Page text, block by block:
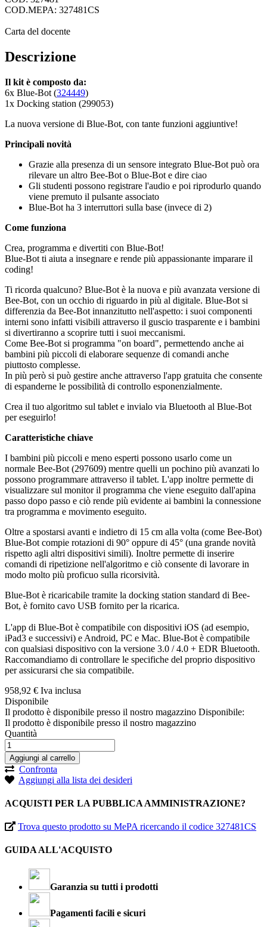
COD.MEPA: 327481CS
Carta del docente
Descrizione
Il kit è composto da:
6x Blue-Bot (324449)
1x Docking station (299053)
La nuova versione di Blue-Bot, con tante funzioni aggiuntive!
Principali novità
Grazie alla presenza di un sensore integrato Blue-Bot può ora
rilevare un altro Bee-Bot o Blue-Bot e dire ciao
Gli studenti possono registrare l'audio e poi riprodurlo quando
viene premuto il pulsante associato
Blue-Bot ha 3 interruttori sulla base (invece di 2)
Come funziona
Crea, programma e divertiti con Blue-Bot!
Blue-Bot ti aiuta a insegnare e rende più appassionante imparare il
coding!
Ti ricorda qualcuno? Blue-Bot è la nuova e più avanzata versione di
Bee-Bot, con un occhio di riguardo in più al digitale. Blue-Bot si
differenzia da Bee-Bot innanzitutto nell'aspetto: i suoi componenti
interni sono infatti visibili attraverso il guscio trasparente e i bambini
si divertiranno a scoprire tutti i suoi meccanismi.
Come Bee-Bot si programma "on board", permettendo anche ai
bambini più piccoli di elaborare sequenze di comandi anche
piuttosto complesse.
In più però si può gestire anche attraverso l'app gratuita che consente
di espanderne le possibilità di controllo esponenzialmente.
Crea il tuo algoritmo sul tablet e invialo via Bluetooth al Blue-Bot
per eseguirlo!
Caratteristiche chiave
I bambini più piccoli e meno esperti possono usarlo come un
normale Bee-Bot (297609) mentre quelli un pochino più avanzati lo
possono programmare attraverso il tablet. L'app inoltre permette di
visualizzare sul monitor il programma che viene eseguito dall'apina
passo dopo passo e ciò rende più evidente ai bambini la connessione
tra programma e movimento eseguito.
Oltre a spostarsi avanti e indietro di 15 cm alla volta (come Bee-Bot)
Blue-Bot compie rotazioni di 90° oppure di 45° (una grande novità
rispetto agli altri dispositivi simili). Inoltre permette di inserire
comandi di ripetizione nell'algoritmo e ciò consente di lavorare in
modo molto più proficuo sulla ricorsività.
Blue-Bot è ricaricabile tramite la docking station standard di Bee-
Bot, è fornito cavo USB fornito per la ricarica.
L'app di Blue-Bot è compatibile con dispositivi iOS (ad esempio,
iPad3 e successivi) e Android, PC e Mac. Blue-Bot è compatibile
con qualsiasi dispositivo con la versione 3.0 / 4.0 + EDR Bluetooth.
Raccomandiamo di controllare le specifiche del proprio dispositivo
per assicurarsi che sia compatibile.
958,92 € Iva inclusa
Disponibile
Il prodotto è disponibile presso il nostro magazzino Disponibile:
Il prodotto è disponibile presso il nostro magazzino
Quantità
Aggiungi al carrello
Confronta
Aggiungi alla lista dei desideri
ACQUISTI PER LA PUBBLICA AMMINISTRAZIONE?
Trova questo prodotto su MePA ricercando il codice 327481CS
GUIDA ALL'ACQUISTO
Garanzia su tutti i prodotti
Pagamenti facili e sicuri